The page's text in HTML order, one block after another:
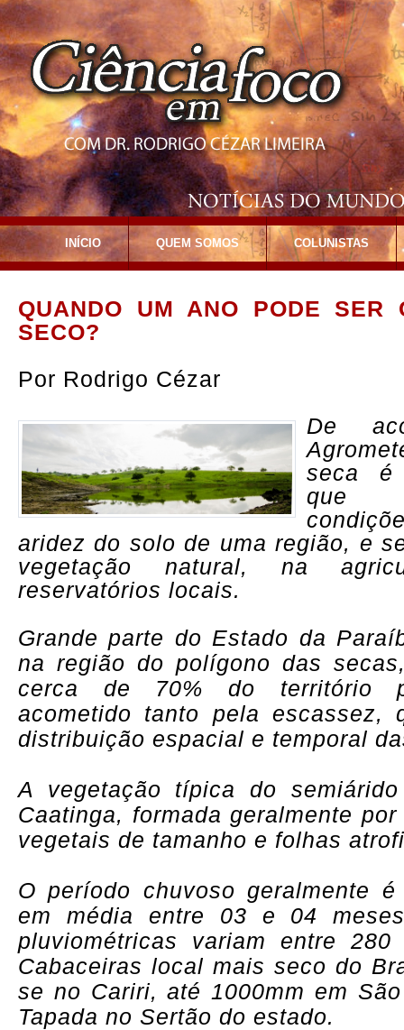
INÍCIO QUEM SOMOS COLUNISTAS
QUANDO UM ANO PODE SER
SECO?
Por Rodrigo Cézar
De
seca é
que
aridez do solo de uma região, e
vegetação natural, na
reservatórios locais.
Grande parte do Estado da
na região do polígono das
cerca de 70% do território
acometido tanto pela escassez,
distribuição espacial e temporal
A vegetação típica do
Caatinga, formada geralmente
vegetais de tamanho e folhas
O período chuvoso geralmente
em média entre 03 e 04
pluviométricas variam entre
Cabaceiras local mais seco do
se no Cariri, até 1000mm em
Tapada no Sertão do estado.